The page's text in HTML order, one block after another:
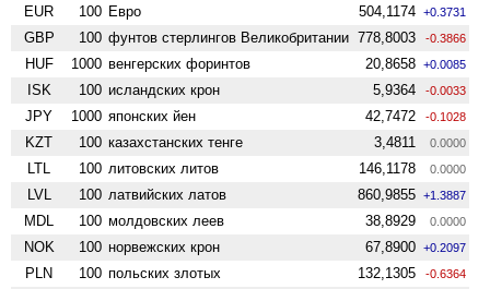
EUR 100 Евро 504,1174 +0.3731
GBP 100 фунтов стерлингов Велико­британии 778,8003 -0.3866
HUF 1000 венгерских форинтов 20,8658 +0.0085
ISK 100 исландских крон 5,9364 -0.0033
JPY 1000 японских йен 42,7472 -0.1028
KZT 100 казахстанских тенге 3,4811 0.0000
LTL 100 литовских литов 146,1178 0.0000
LVL 100 латвийских латов 860,9855 +1.3887
MDL 100 молдовских леев 38,8929 0.0000
NOK 100 норвежских крон 67,8900 +0.2097
PLN 100 польских злотых 132,1305 -0.6364